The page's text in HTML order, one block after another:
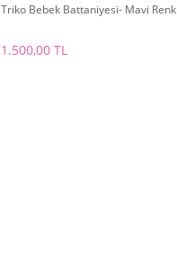
Triko Bebek Battaniyesi- Mavi Renk
1.500,00 TL